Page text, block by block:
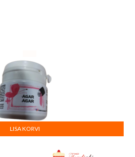
LISA KORVI